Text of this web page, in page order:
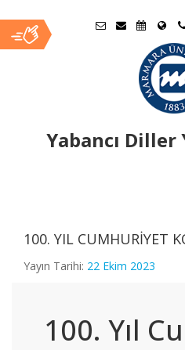
Yabancı
İçerik100. YIL CUMHURİYET
Yayın Tarihi: 22 Ekim 2023
100. Yıl